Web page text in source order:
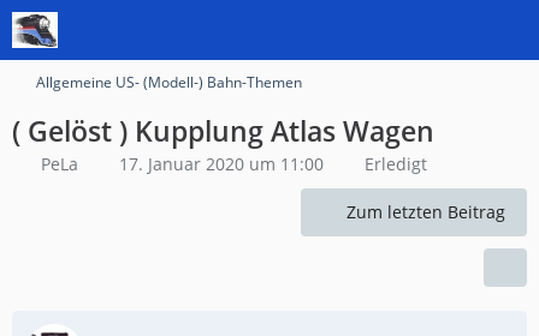
Allgemeine US- (Modell-) Bahn-Themen
( Gelöst ) Kupplung Atlas Wagen
PeLa 17. Januar 2020 um 11:00 Erledigt
Zum letzten Beitrag